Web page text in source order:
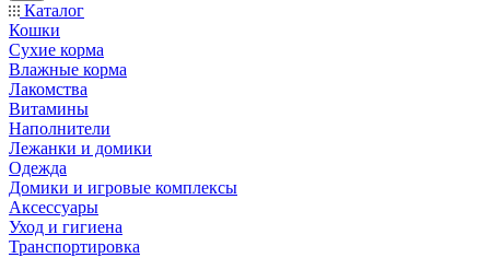
Каталог
Кошки
Сухие корма
Влажные корма
Лакомства
Витамины
Наполнители
Лежанки и домики
Одежда
Домики и игровые комплексы
Аксессуары
Уход и гигиена
Транспортировка